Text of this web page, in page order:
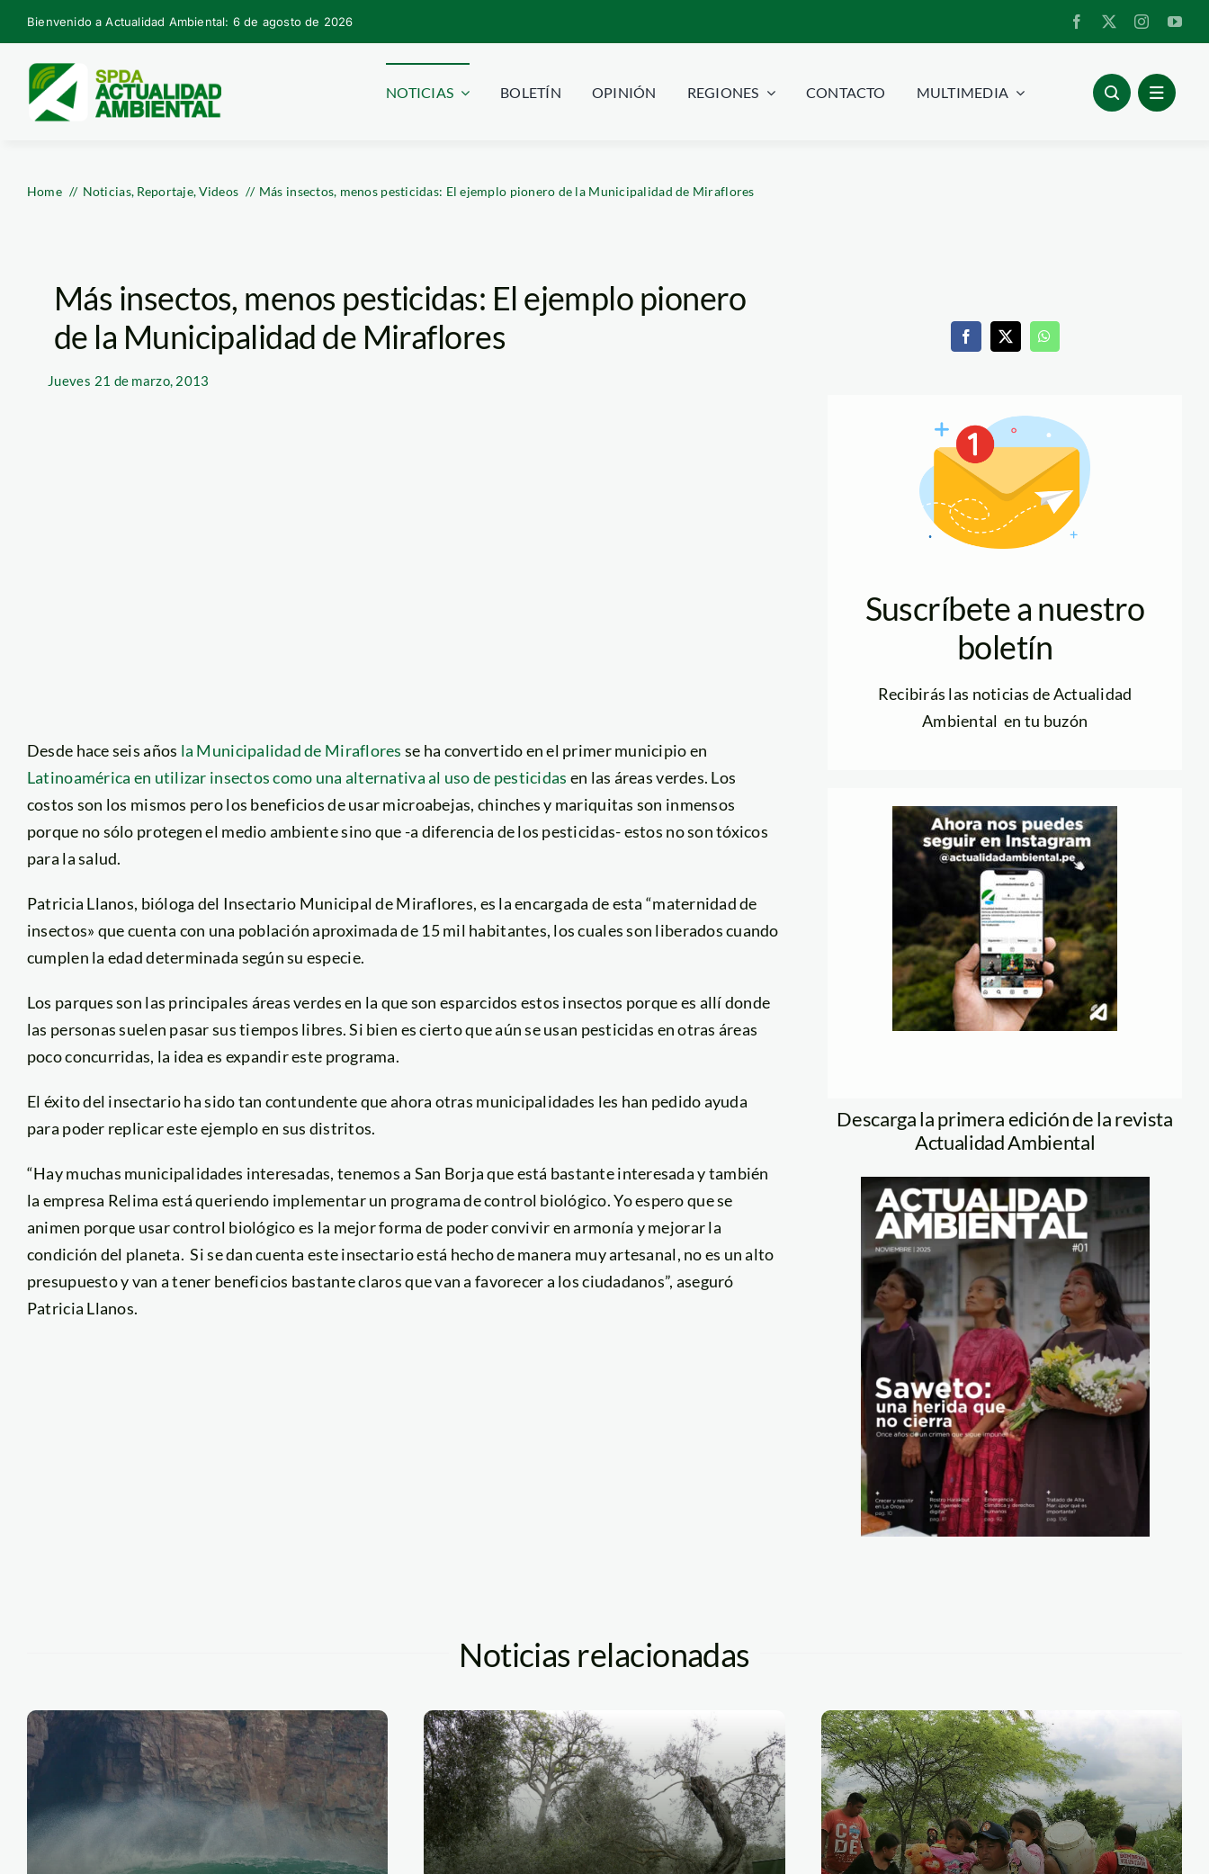
Skip
to
content
Bienvenido a Actualidad Ambiental: 6 de agosto de 2026
NOTICIAS BOLETÍN OPINIÓN REGIONES CONTACTO MULTIMEDIA
Home Noticias Reportaje Videos Más insectos, menos pesticidas: El ejemplo pionero de la Municipalidad de Miraflores
Más insectos, menos pesticidas: El ejemplo pionero
de la Municipalidad de Miraflores
Jueves 21 de marzo, 2013
Desde hace seis años la Municipalidad de Miraflores se ha convertido en el primer municipio en
Latinoamérica en utilizar insectos como una alternativa al uso de pesticidas en las áreas verdes. Los
costos son los mismos pero los beneficios de usar microabejas, chinches y mariquitas son inmensos
porque no sólo protegen el medio ambiente sino que -a diferencia de los pesticidas- estos no son tóxicos
para la salud.
Patricia Llanos, bióloga del Insectario Municipal de Miraflores, es la encargada de esta “maternidad de
insectos» que cuenta con una población aproximada de 15 mil habitantes, los cuales son liberados cuando
cumplen la edad determinada según su especie.
Los parques son las principales áreas verdes en la que son esparcidos estos insectos porque es allí donde
las personas suelen pasar sus tiempos libres. Si bien es cierto que aún se usan pesticidas en otras áreas
poco concurridas, la idea es expandir este programa.
El éxito del insectario ha sido tan contundente que ahora otras municipalidades les han pedido ayuda
para poder replicar este ejemplo en sus distritos.
“Hay muchas municipalidades interesadas, tenemos a San Borja que está bastante interesada y también
la empresa Relima está queriendo implementar un programa de control biológico. Yo espero que se
animen porque usar control biológico es la mejor forma de poder convivir en armonía y mejorar la
condición del planeta. Si se dan cuenta este insectario está hecho de manera muy artesanal, no es un alto
presupuesto y van a tener beneficios bastante claros que van a favorecer a los ciudadanos”, aseguró
Patricia Llanos.
Suscríbete a nuestro
boletín
Recibirás las noticias de Actualidad
Ambiental en tu buzón
Descarga la primera edición de la revista
Actualidad Ambiental
Noticias relacionadas